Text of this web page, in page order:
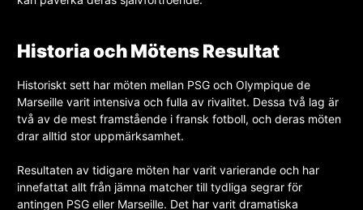
Historia och Mötens Resultat
Historiskt sett har möten mellan PSG och Olympique de
Marseille varit intensiva och fulla av rivalitet. Dessa två lag är
två av de mest framstående i fransk fotboll, och deras möten
drar alltid stor uppmärksamhet.
Resultaten av tidigare möten har varit varierande och har
innefattat allt från jämna matcher till tydliga segrar för
antingen PSG eller Marseille. Det har varit dramatiska